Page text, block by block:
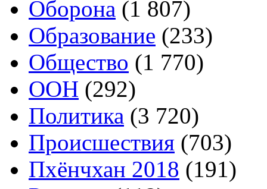
Оборона (1 807)
Образование (233)
Общество (1 770)
ООН (292)
Политика (3 720)
Происшествия (703)
Пхёнчхан 2018 (191)